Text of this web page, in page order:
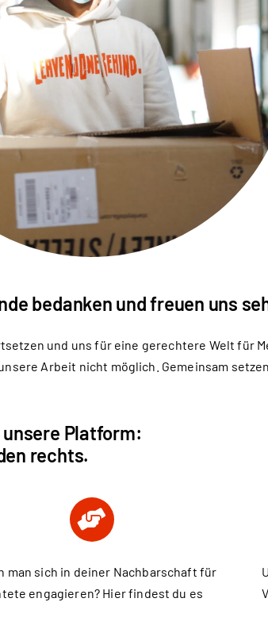
bedanken und freuen uns
und uns für eine gerechtere Welt für
Arbeit nicht möglich. Gemeinsam
unsere Platform:
rechts.
man sich in deiner Nachbarschaft für
engagieren? Hier findest du es